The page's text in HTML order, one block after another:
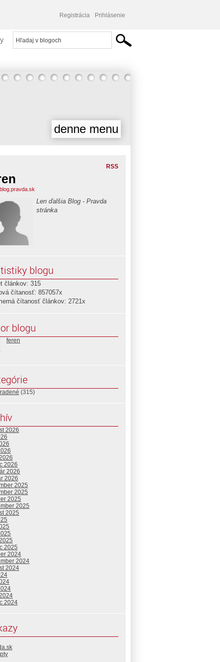
Registrácia Prihlásenie
denne menu
RSS
Len ďalšia Blog - Pravda
stránka
blogu
článkov: 315
čítanosť: 857057x
čítanosť článkov: 2721x
blogu
feren
(315)
2026
2026
2026
2026
2025
2025
2025
2025
2025
2025
2024
2024
2024
2024